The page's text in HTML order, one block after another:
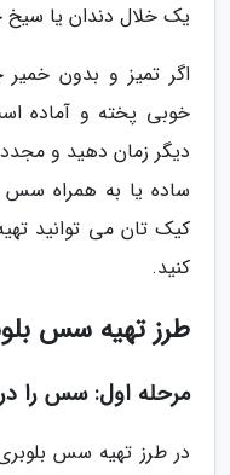
یک خلال دندان یا سیخ
اگر تمیز و بدون
خوبی پخته و آماده
دیگر زمان دهید و
ساده یا به همراه سس
کیک تان می توانید
کنید.
طرز تهیه سس
مرحله اول: سس را
در طرز تهیه سس